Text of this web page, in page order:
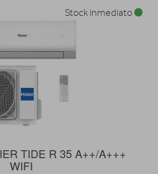
TIDE R 35 A++/A+++
WIFI
Stock inmediato